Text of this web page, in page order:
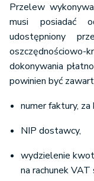
Przelew
musi posiadać
udostępniony
dokonywania
powinien być
numer faktury,
NIP dostawcy,
wydzielenie
na rachunek VAT